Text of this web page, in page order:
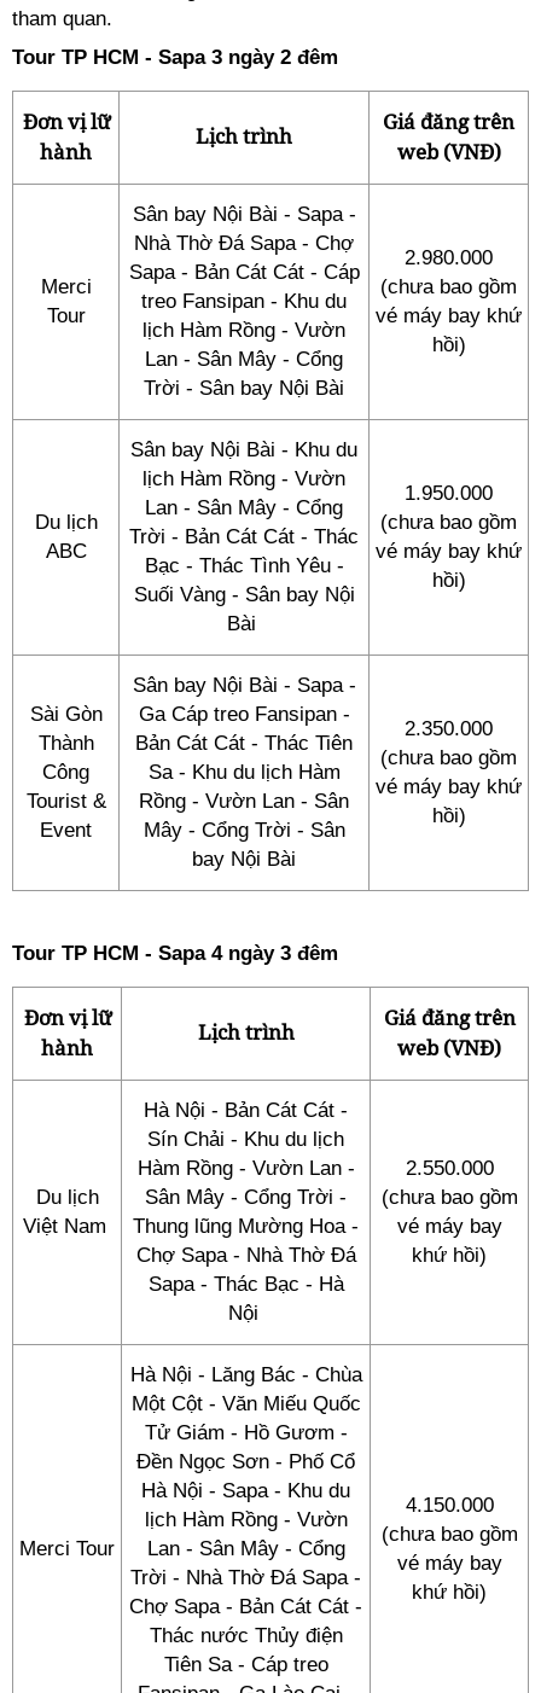
tham quan.
Tour TP HCM - Sapa 3 ngày 2 đêm
Đơn vị lữ
hành
Lịch trình
Giá đăng trên
web (VNĐ)
Merci
Tour
Sân bay Nội Bài - Sapa -
Nhà Thờ Đá Sapa - Chợ
Sapa - Bản Cát Cát - Cáp
treo Fansipan - Khu du
lịch Hàm Rồng - Vườn
Lan - Sân Mây - Cổng
Trời - Sân bay Nội Bài
2.980.000
(chưa bao gồm
vé máy bay khứ
hồi)
Du lịch
ABC
Sân bay Nội Bài - Khu du
lịch Hàm Rồng - Vườn
Lan - Sân Mây - Cổng
Trời - Bản Cát Cát - Thác
Bạc - Thác Tình Yêu -
Suối Vàng - Sân bay Nội
Bài
1.950.000
(chưa bao gồm
vé máy bay khứ
hồi)
Sài Gòn
Thành
Công
Tourist &
Event
Sân bay Nội Bài - Sapa -
Ga Cáp treo Fansipan -
Bản Cát Cát - Thác Tiên
Sa - Khu du lịch Hàm
Rồng - Vườn Lan - Sân
Mây - Cổng Trời - Sân
bay Nội Bài
2.350.000
(chưa bao gồm
vé máy bay khứ
hồi)
Tour TP HCM - Sapa 4 ngày 3 đêm
Đơn vị lữ
hành
Lịch trình
Giá đăng trên
web (VNĐ)
Du lịch
Việt Nam
Hà Nội - Bản Cát Cát -
Sín Chải - Khu du lịch
Hàm Rồng - Vườn Lan -
Sân Mây - Cổng Trời -
Thung lũng Mường Hoa -
Chợ Sapa - Nhà Thờ Đá
Sapa - Thác Bạc - Hà
Nội
2.550.000
(chưa bao gồm
vé máy bay
khứ hồi)
Merci Tour
Hà Nội - Lăng Bác - Chùa
Một Cột - Văn Miếu Quốc
Tử Giám - Hồ Gươm -
Đền Ngọc Sơn - Phố Cổ
Hà Nội - Sapa - Khu du
lịch Hàm Rồng - Vườn
Lan - Sân Mây - Cổng
Trời - Nhà Thờ Đá Sapa -
Chợ Sapa - Bản Cát Cát -
Thác nước Thủy điện
Tiên Sa - Cáp treo
4.150.000
(chưa bao gồm
vé máy bay
khứ hồi)